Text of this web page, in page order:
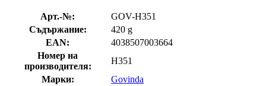
Арт.-№:
GOV-H351
Съдържание:
420 g
EAN:
4038507003664
Номер на
производителя:
H351
Марки:
Govinda